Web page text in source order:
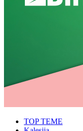
TOP TEME